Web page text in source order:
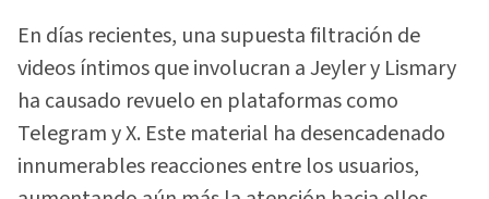
En días recientes, una supuesta filtración de
videos íntimos que involucran a Jeyler y Lismary
ha causado revuelo en plataformas como
Telegram y X. Este material ha desencadenado
innumerables reacciones entre los usuarios,